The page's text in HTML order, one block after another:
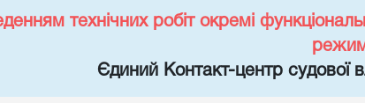
технічних робіт окремі
Єдиний Контакт-центр судової